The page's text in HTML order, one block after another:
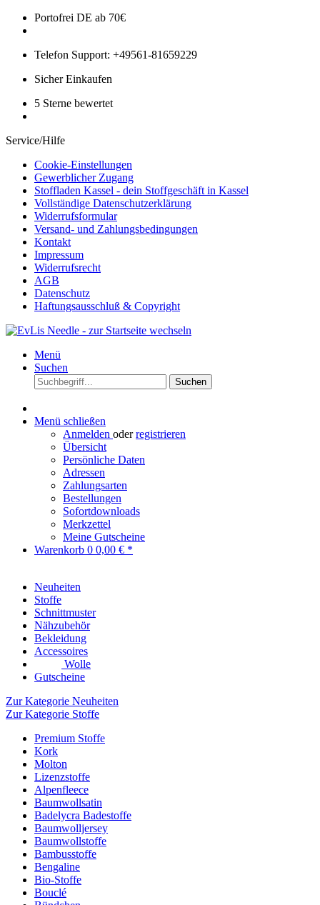
Portofrei DE ab 70€
Telefon Support: +49561-81659229
Sicher Einkaufen
5 Sterne bewertet
Service/Hilfe
Cookie-Einstellungen
Gewerblicher Zugang
Stoffladen Kassel - dein Stoffgeschäft in Kassel
Vollständige Datenschutzerklärung
Widerrufsformular
Versand- und Zahlungsbedingungen
Kontakt
Impressum
Widerrufsrecht
AGB
Datenschutz
Haftungsausschluß & Copyright
Menü
Suchen
Suchen
Menü schließen
Anmelden oderregistrieren
Übersicht
Persönliche Daten
Adressen
Zahlungsarten
Bestellungen
Sofortdownloads
Merkzettel
Meine Gutscheine
Warenkorb 0 0,00 € *
Neuheiten
Stoffe
Schnittmuster
Nähzubehör
Bekleidung
Accessoires
Wolle
Gutscheine
Zur Kategorie Neuheiten
Zur Kategorie Stoffe
Premium Stoffe
Kork
Molton
Lizenzstoffe
Alpenfleece
Baumwollsatin
Badelycra Badestoffe
Baumwolljersey
Baumwollstoffe
Bambusstoffe
Bengaline
Bio-Stoffe
Bouclé